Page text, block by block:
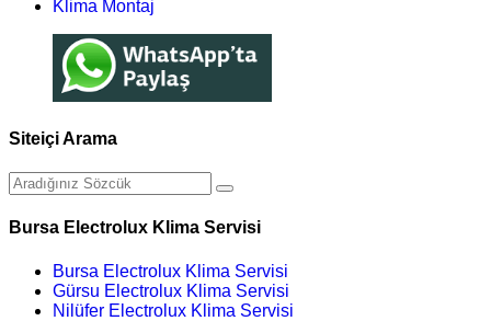
Klima Montaj
Siteiçi Arama
Bursa Electrolux Klima Servisi
Bursa Electrolux Klima Servisi
Gürsu Electrolux Klima Servisi
Nilüfer Electrolux Klima Servisi